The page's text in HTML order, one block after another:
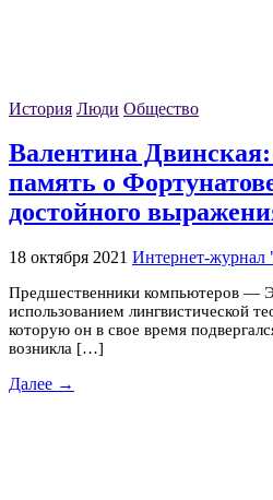
История Люди Общество
Валентина
память о
достойного
18 октября 2021 Интернет-
Предшественники компьютеров
использованием лингвистической
которую он в свое время
возникла […]
Далее →